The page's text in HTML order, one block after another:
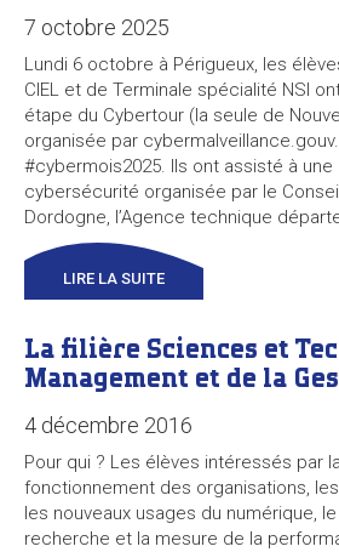
7 octobre 2025
Lundi 6 octobre à Périgueux, les
CIEL et de Terminale spécialité NSI
étape du Cybertour (la seule de
organisée par
#cybermois2025. Ils ont assisté à
cybersécurité organisée par le
Dordogne, l’Agence technique
LIRE LA SUITE
La filière Sciences et
Management et de la
4 décembre 2016
Pour qui ? Les élèves intéressés par
fonctionnement des organisations,
les nouveaux usages du numérique,
recherche et la mesure de la